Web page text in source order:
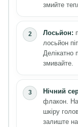
змийте
Лосьйон:
лосьйон
Делікатно
змивайте.
Нічний
флакон.
шкіру
залиште на